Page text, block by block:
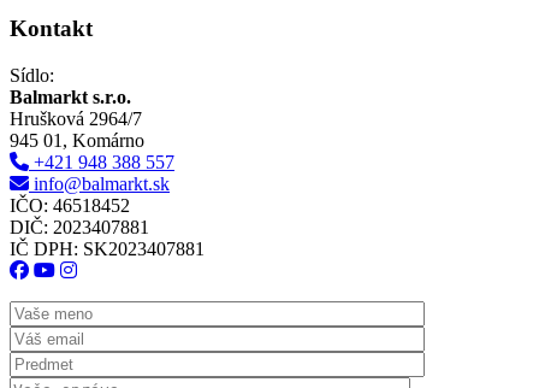
Kontakt
Sídlo:
Balmarkt s.r.o.
Hrušková 2964/7
945 01, Komárno
+421 948 388 557
info@balmarkt.sk
IČO: 46518452
DIČ: 2023407881
IČ DPH: SK2023407881